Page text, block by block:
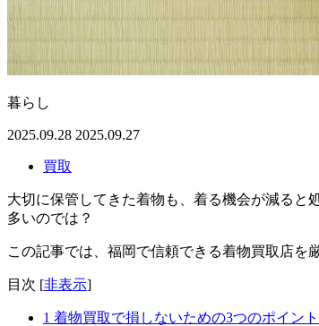
暮らし
2025.09.28 2025.09.27
買取
大切に保管してきた着物も、着る機会が減ると
多いのでは？
この記事では、福岡で信頼できる着物買取店を
目次 [非表示]
1 着物買取で損しないための3つのポイント